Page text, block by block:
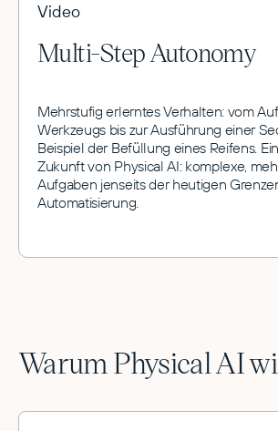
Video
Multi-Step Autonomy
Mehrstufig erlerntes Verhalten: vom
Werkzeugs bis zur Ausführung einer
Beispiel der Befüllung eines Reifens.
Zukunft von Physical AI: komplexe,
Aufgaben jenseits der heutigen
Automatisierung.
Warum Physical AI